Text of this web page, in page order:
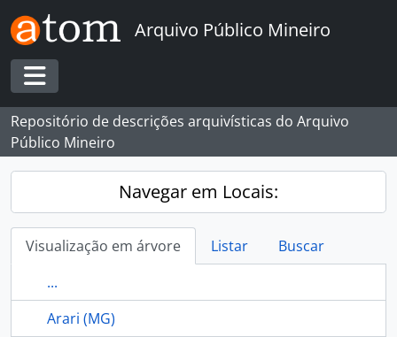
Skip to main content
Arquivo Público Mineiro
Toggle navigation
Repositório de descrições arquivísticas do Arquivo
Público Mineiro
Navegar em Locais:
Visualização em árvore Listar
Buscar
...
Arari (MG)